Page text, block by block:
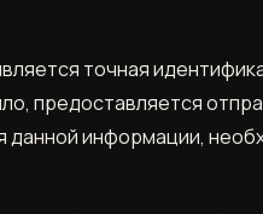
точная
предоставляется
данной информации,